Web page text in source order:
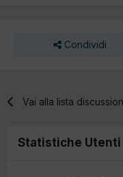
Condividi
Vai alla lista
Statistiche Utenti